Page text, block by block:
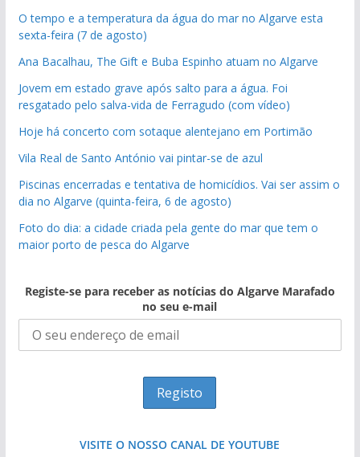
O tempo e a temperatura da água do mar no Algarve esta
sexta-feira (7 de agosto)
Ana Bacalhau, The Gift e Buba Espinho atuam no Algarve
Jovem em estado grave após salto para a água. Foi
resgatado pelo salva-vida de Ferragudo (com vídeo)
Hoje há concerto com sotaque alentejano em Portimão
Vila Real de Santo António vai pintar-se de azul
Piscinas encerradas e tentativa de homicídios. Vai ser assim o
dia no Algarve (quinta-feira, 6 de agosto)
Foto do dia: a cidade criada pela gente do mar que tem o
maior porto de pesca do Algarve
Registe-se para receber as notícias do Algarve Marafado
no seu e-mail
VISITE O NOSSO CANAL DE YOUTUBE